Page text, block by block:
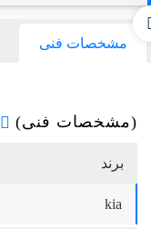
مشخصات فنی
(مشخصات فنی)
برند
kia